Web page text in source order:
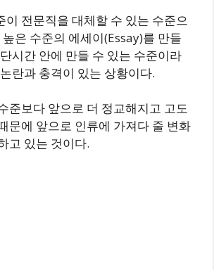
이 전문직을 대체할 수 있는 수준으
은 수준의 에세이(Essay)를 만들
시간 안에 만들 수 있는 수준이라
란과 충격이 있는 상황이다.
준보다 앞으로 더 정교해지고 고도
문에 앞으로 인류에 가져다 줄 변화
고 있는 것이다.